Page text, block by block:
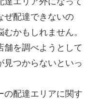
ぜ配達できないの
かもしれません。
舗を調べようとして
見つからないといっ
の配達エリアに関す